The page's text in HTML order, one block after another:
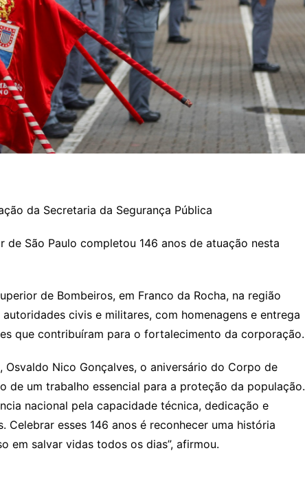
da Secretaria da Segurança Pública
São Paulo completou 146 anos de atuação nesta
de Bombeiros, em Franco da Rocha, na região
civis e militares, com homenagens e entrega
que contribuíram para o fortalecimento da corporação.
Osvaldo Nico Gonçalves, o aniversário do Corpo de
de um trabalho essencial para a proteção da população.
nacional pela capacidade técnica, dedicação e
Celebrar esses 146 anos é reconhecer uma história
em salvar vidas todos os dias”, afirmou.